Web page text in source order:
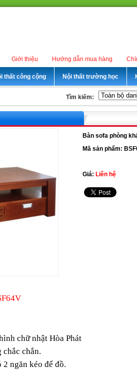
Hướng dẫn mua hàng
Giới thiệu
thất công cộng Nội thất trường học
Tìm kiếm:
Bàn sofa phòng
Mã sản phẩm:
Giá: Liên hệ
chữ nhật Hòa Phát
chắn.
ngăn kéo để đồ.